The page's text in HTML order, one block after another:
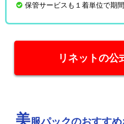
保管サービスも１着単位で期
リネットの公
美服パックのおすすめ